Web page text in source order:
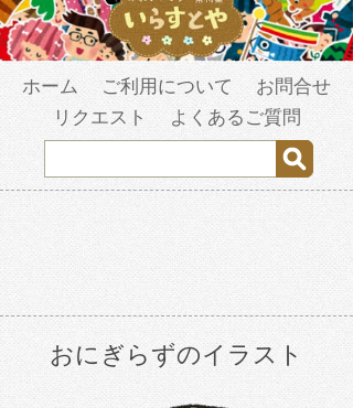
ホーム ご利用について
お問合せ
リクエスト
よくあるご質問
おにぎらずのイラスト